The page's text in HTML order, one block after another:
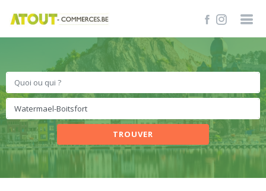
TROUVER